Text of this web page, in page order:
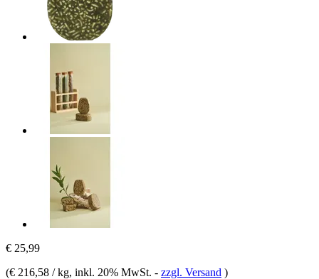
€ 25,99
(€ 216,58 / kg, inkl. 20% MwSt. - zzgl. Versand )